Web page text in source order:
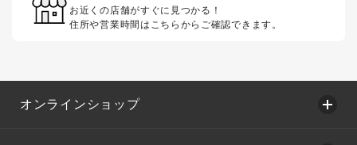
お近くの店舗がすぐに見つかる！
住所や営業時間はこちらからご確認できます。
オンラインショップ